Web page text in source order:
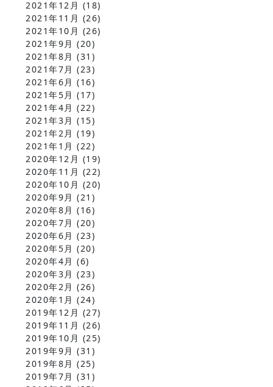
2021年12月 (18)
2021年11月 (26)
2021年10月 (26)
2021年9月 (20)
2021年8月 (31)
2021年7月 (23)
2021年6月 (16)
2021年5月 (17)
2021年4月 (22)
2021年3月 (15)
2021年2月 (19)
2021年1月 (22)
2020年12月 (19)
2020年11月 (22)
2020年10月 (20)
2020年9月 (21)
2020年8月 (16)
2020年7月 (20)
2020年6月 (23)
2020年5月 (20)
2020年4月 (6)
2020年3月 (23)
2020年2月 (26)
2020年1月 (24)
2019年12月 (27)
2019年11月 (26)
2019年10月 (25)
2019年9月 (31)
2019年8月 (25)
2019年7月 (31)